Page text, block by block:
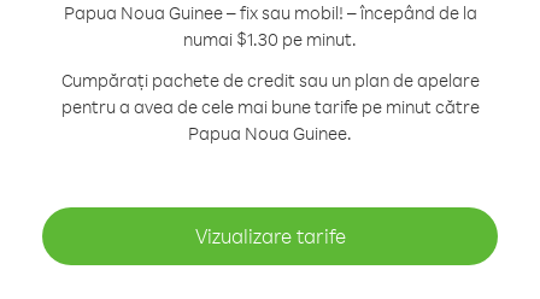
Papua Noua Guinee – fix sau mobil! – începând de la
numai $1.30 pe minut.
Cumpărați pachete de credit sau un plan de apelare
pentru a avea de cele mai bune tarife pe minut către
Papua Noua Guinee.
Vizualizare tarife